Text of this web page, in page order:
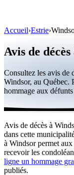
Personnalités
Québec
Canada
International
Par région
Par ville
Maisons funéraires
Accueil›Estrie›
Avis de
Consultez les avis de
Windsor, au Québec.
hommage aux
Avis de décès à
dans cette
à Windsor permet
recevoir les
ligne un hommage
publiés.